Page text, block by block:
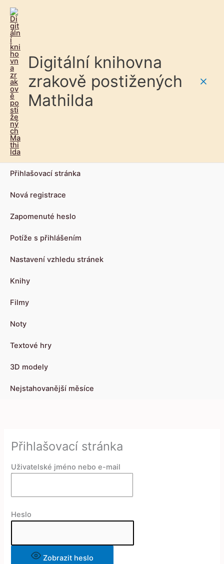
Digitální knihovna
zrakově postižených
Mathilda
Přihlašovací stránka
Nová registrace
Zapomenuté heslo
Potíže s přihlášením
Nastavení vzhledu stránek
Knihy
Filmy
Noty
Textové hry
3D modely
Nejstahovanější měsíce
Přihlašovací stránka
Uživatelské jméno nebo e-mail
Heslo
Zobrazit heslo